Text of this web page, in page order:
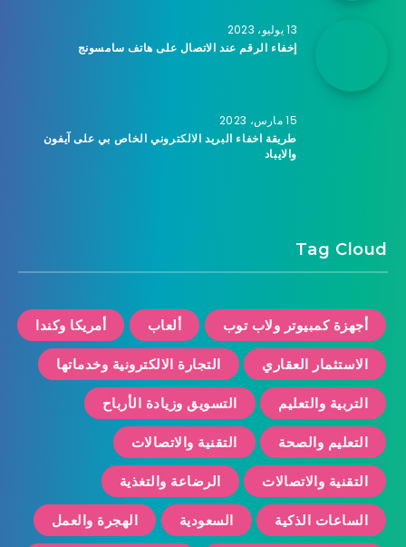
13 يوليو، 2023
إخفاء الرقم عند الاتصال على هاتف سامسونج
15 مارس، 2023
طريقة اخفاء البريد الالكتروني الخاص بي على آيفون
والايباد
Tag Cloud
أجهزة كمبيوتر ولاب توب ألعاب أمريكا وكندا
الاستثمار العقاري التجارة الالكترونية وخدماتها
التربية والتعليم التسويق وزيادة الأرباح
التعليم والصحة التقنية والاتصالات
التقنية والاتصالات الرضاعة والتغذية
الساعات الذكية السعودية الهجرة والعمل